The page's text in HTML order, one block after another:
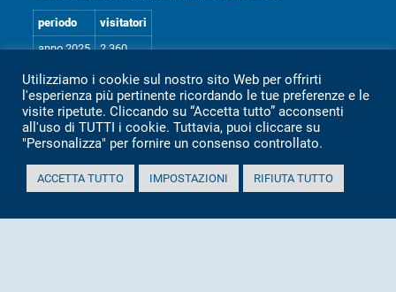
periodo
visitatori
anno 2025
2.360
anno 2024
2.097
anno 2023
1.803
anno 2022
2.373
anno 2021
1.501
anno 2020
1.307
Utilizziamo i cookie sul nostro sito Web per offrirti
l'esperienza più pertinente ricordando le tue preferenze e le
visite ripetute. Cliccando su “Accetta tutto” acconsenti
all'uso di TUTTI i cookie. Tuttavia, puoi cliccare su
"Personalizza" per fornire un consenso controllato.
ACCETTA TUTTO IMPOSTAZIONI RIFIUTA TUTTO